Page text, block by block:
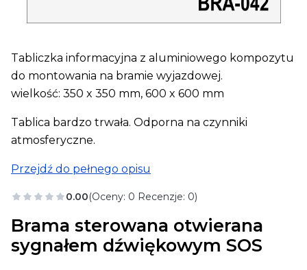
Tabliczka informacyjna z aluminiowego kompozytu
do montowania na bramie wyjazdowej.
wielkość: 350 x 350 mm, 600 x 600 mm
Tablica bardzo trwała. Odporna na czynniki
atmosferyczne.
Przejdź do pełnego opisu
0.00(Oceny: 0 Recenzje: 0)
Brama sterowana otwierana
sygnałem dźwiękowym SOS